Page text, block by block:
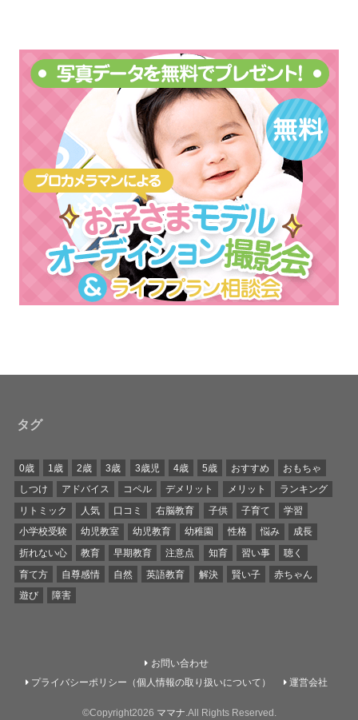
タグ
0歳 1歳 2歳 3歳 3歳児 4歳 5歳 おすすめ
おもちゃ
しつけ
アドバイス コペル デメリット メリット
ランキング
リトミック
人気 口コミ 右脳教育 子供 子育て
学習
小学校受験
幼児教室 幼児教育 幼稚園 性格 悩み
成長
折れない心
教育 早期教育 注意点 知育 習い事
聴く
育て方
自尊感情 自然 英語教育 解決 賢い子
赤ちゃん
遊び
障害
お問い合わせ
プライバシーポリシー（個人情報の取り扱いについて）
運営会社
©Copyright2026 ママナ .All Rights Reserved.